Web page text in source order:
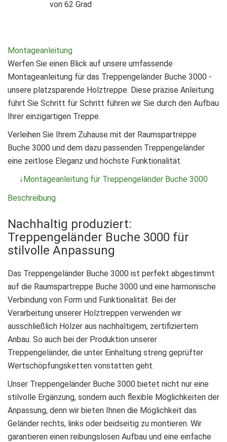
von 62 Grad
Montageanleitung
Werfen Sie einen Blick auf unsere umfassende
Montageanleitung für das Treppengeländer Buche 3000 -
unsere platzsparende Holztreppe. Diese präzise Anleitung
führt Sie Schritt für Schritt führen wir Sie durch den Aufbau
Ihrer einzigartigen Treppe.
Verleihen Sie Ihrem Zuhause mit der Raumspartreppe
Buche 3000 und dem dazu passenden Treppengeländer
eine zeitlose Eleganz und höchste Funktionalität.
↓Montageanleitung für Treppengeländer Buche 3000
Beschreibung
Nachhaltig produziert:
Treppengeländer Buche 3000 für
stilvolle Anpassung
Das Treppengeländer Buche 3000 ist perfekt abgestimmt
auf die Raumspartreppe Buche 3000 und eine harmonische
Verbindung von Form und Funktionalität. Bei der
Verarbeitung unserer Holztreppen verwenden wir
ausschließlich Hölzer aus nachhaltigem, zertifiziertem
Anbau. So auch bei der Produktion unserer
Treppengeländer, die unter Einhaltung streng geprüfter
Wertschöpfungsketten vonstatten geht.
Unser Treppengeländer Buche 3000 bietet nicht nur eine
stilvolle Ergänzung, sondern auch flexible Möglichkeiten der
Anpassung, denn wir bieten Ihnen die Möglichkeit das
Geländer rechts, links oder beidseitig zu montieren. Wir
garantieren einen reibungslosen Aufbau und eine einfache